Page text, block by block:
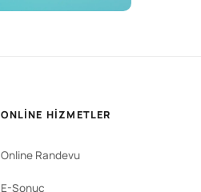
ONLINE HIZMETLER
Online Randevu
E-Sonuç